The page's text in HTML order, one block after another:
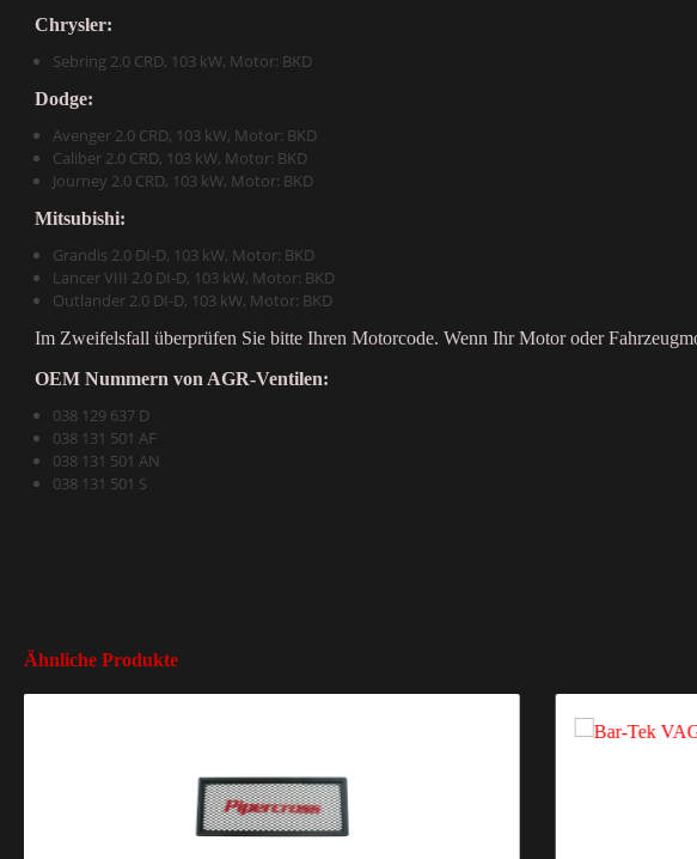
Chrysler:
Sebring 2.0 CRD, 103 kW, Motor: BKD
Dodge:
Avenger 2.0 CRD, 103 kW, Motor: BKD
Caliber 2.0 CRD, 103 kW, Motor: BKD
Journey 2.0 CRD, 103 kW, Motor: BKD
Mitsubishi:
Grandis 2.0 DI-D, 103 kW, Motor: BKD
Lancer VIII 2.0 DI-D, 103 kW, Motor: BKD
Outlander 2.0 DI-D, 103 kW, Motor: BKD
Im Zweifelsfall überprüfen Sie bitte Ihren Motorcode. Wenn Ihr Motor oder
OEM Nummern von AGR-Ventilen:
038 129 637 D
038 131 501 AF
038 131 501 AN
038 131 501 S
Ähnliche Produkte